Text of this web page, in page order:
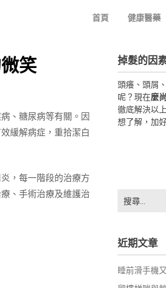
首頁 健康醫藥
笑
、糖尿病等有關。因
緩解病症，重拾潔白
，每一階段的治療方
、手術治療及維護治
掉髮的因
頭癢、頭屑
呢？現在麼尚
徹底解決以
想了解，加
搜
尋
字:
近期文章
睡前滑手機